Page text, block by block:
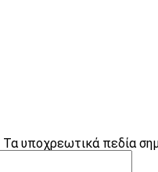
Τα υποχρεωτικά πεδία